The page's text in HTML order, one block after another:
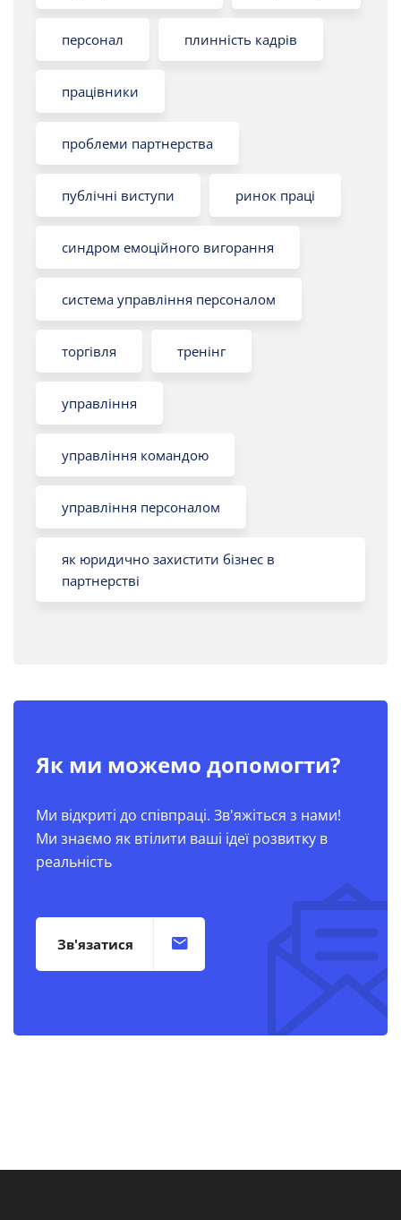
персонал плинність кадрів
працівники
проблеми партнерства
публічні виступи ринок праці
синдром емоційного вигорання
система управління персоналом
торгівля тренінг
управління
управління командою
управління персоналом
як юридично захистити бізнес в
партнерстві
Як ми можемо допомогти?
Ми відкриті до співпраці. Зв'яжіться з нами!
Ми знаємо як втілити ваші ідеї розвитку в
реальність
Зв'язатися